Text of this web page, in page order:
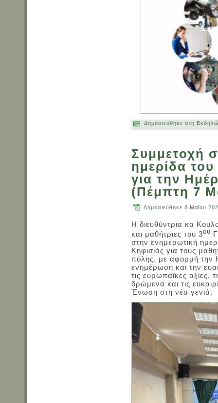
Δημοσιεύθηκε στη
Συμμετοχή
ημερίδα
για την
(Πέμπτη 7
Δημοσιεύθηκε 8 Μαΐου
Η διευθύντρια κα
και μαθήτριες του 3ου
στην ενημερωτική
Κηφισιάς για τους
πόλης, με αφορμή την
ενημέρωση και την
τις ευρωπαϊκές αξίες,
δρώμενα και τις
Ένωση στη νέα γενιά.